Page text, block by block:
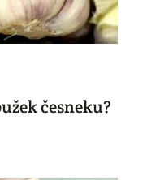
česneku?